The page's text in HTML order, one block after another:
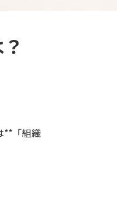
**「組織